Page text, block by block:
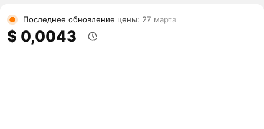
Последнее обновление цены: 27 марта
$ 0,0043